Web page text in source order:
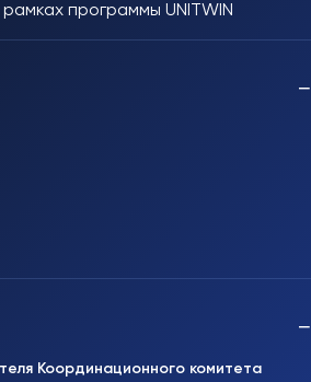
программы UNITWIN
−
−
Координационного комитета